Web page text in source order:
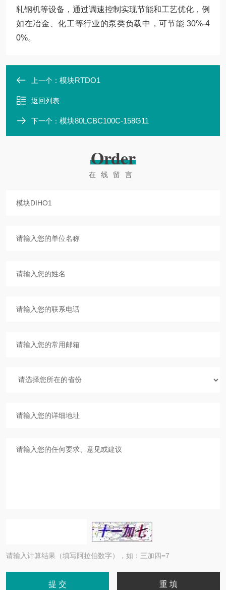
轧钢机等设备，通过调速控制实现节能和工艺优化，例
如在冶金、化工等行业的泵类负载中，可节能 30%-4
0%。
上一个： 模块RTDO1
返回列表
下一个： 模块80LCBC100C-158G11
Order
在线留言
请输入计算结果（填写阿拉伯数字），如：三加四=7